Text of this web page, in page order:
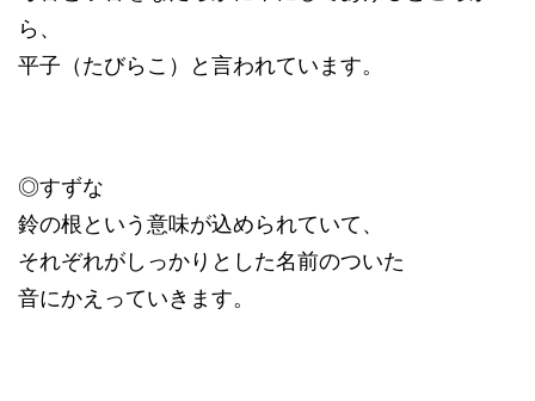
ら、
平子（たびらこ）と言われています。
◎すずな
鈴の根という意味が込められていて、
それぞれがしっかりとした名前のついた
音にかえっていきます。